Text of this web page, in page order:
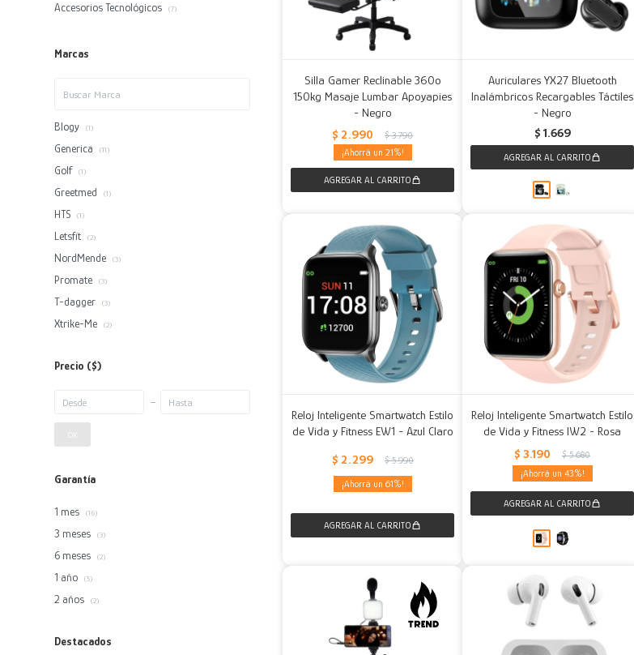
Silla Gamer Reclinable 360º
150kg Masaje Lumbar Apoyapies
- Negro
$ 2.990 $ 3.790
21
Auriculares YX27 Bluetooth
Inalámbricos Recargables Táctiles
- Negro
$ 1.669
Reloj Inteligente Smartwatch Estilo
de Vida y Fitness EW1 - Azul Claro
$ 2.299 $ 5.990
61
Reloj Inteligente Smartwatch Estilo
de Vida y Fitness IW2 - Rosa
$ 3.190 $ 5.680
43
Accesorios Tecnológicos (7)
Marcas
Blogy (1)
Generica (11)
Golf (1)
Greetmed (1)
HTS (1)
Letsfit (2)
NordMende (3)
Promate (3)
T-dagger (3)
Xtrike-Me (2)
Precio ($)
Garantía
1 mes (16)
3 meses (3)
6 meses (2)
1 año (5)
2 años (2)
Destacados